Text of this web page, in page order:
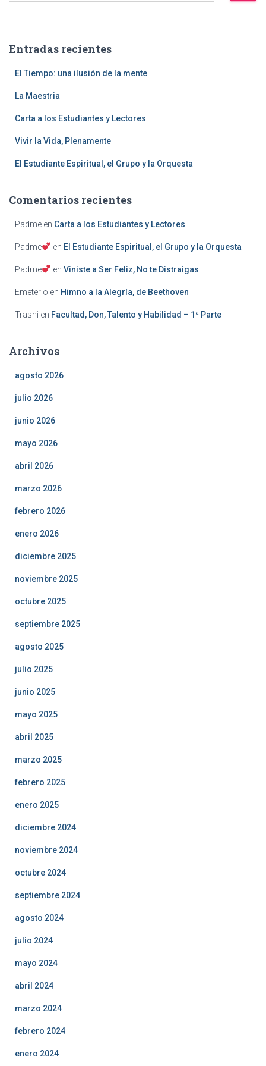
r
Entradas recientes
El Tiempo: una ilusión de la mente
La Maestria
Carta a los Estudiantes y Lectores
Vivir la Vida, Plenamente
El Estudiante Espiritual, el Grupo y la Orquesta
Comentarios recientes
Padme en Carta a los Estudiantes y Lectores
Padme en El Estudiante Espiritual, el Grupo y la Orquesta
Padme en Viniste a Ser Feliz, No te Distraigas
Emeterio en Himno a la Alegría, de Beethoven
Trashi en Facultad, Don, Talento y Habilidad – 1ª Parte
Archivos
agosto 2026
julio 2026
junio 2026
mayo 2026
abril 2026
marzo 2026
febrero 2026
enero 2026
diciembre 2025
noviembre 2025
octubre 2025
septiembre 2025
agosto 2025
julio 2025
junio 2025
mayo 2025
abril 2025
marzo 2025
febrero 2025
enero 2025
diciembre 2024
noviembre 2024
octubre 2024
septiembre 2024
agosto 2024
julio 2024
mayo 2024
abril 2024
marzo 2024
febrero 2024
enero 2024